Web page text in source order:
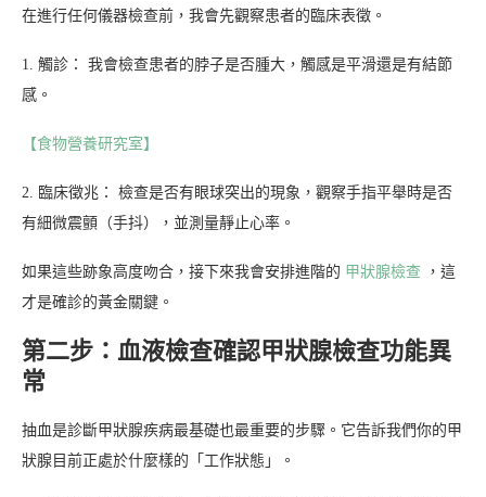
在進行任何儀器檢查前，我會先觀察患者的臨床表徵。
1. 觸診： 我會檢查患者的脖子是否腫大，觸感是平滑還是有結節
感。
【食物營養研究室】
2. 臨床徵兆： 檢查是否有眼球突出的現象，觀察手指平舉時是否
有細微震顫（手抖），並測量靜止心率。
如果這些跡象高度吻合，接下來我會安排進階的 甲狀腺檢查 ，這
才是確診的黃金關鍵。
第二步：血液檢查確認甲狀腺檢查功能異
常
抽血是診斷甲狀腺疾病最基礎也最重要的步驟。它告訴我們你的甲
狀腺目前正處於什麼樣的「工作狀態」。